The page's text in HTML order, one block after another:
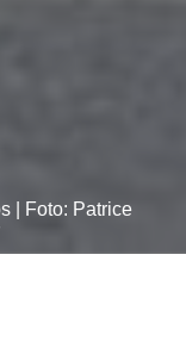
| Foto: Patrice